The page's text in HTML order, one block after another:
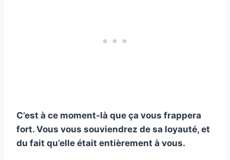
C’est à ce moment-là que ça vous frappera
fort. Vous vous souviendrez de sa loyauté, et
du fait qu’elle était entièrement à vous.